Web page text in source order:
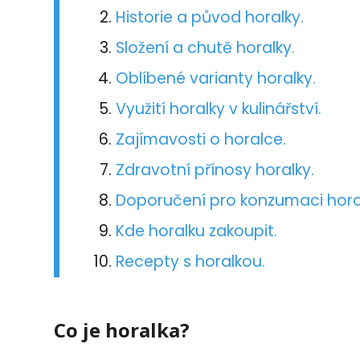
Historie a původ horalky.
Složení a chutě horalky.
Oblíbené varianty horalky.
Využití horalky v kulinářství.
Zajímavosti o horalce.
Zdravotní přínosy horalky.
Doporučení pro konzumaci
Kde horalku zakoupit.
Recepty s horalkou.
Co je horalka?